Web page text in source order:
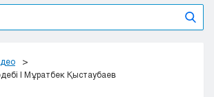
| Мұратбек Қыстаубаев